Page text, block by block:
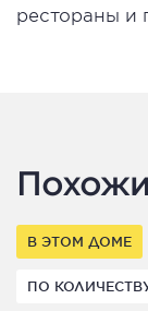
рестораны и
В ЭТОМ ДОМЕ
ПО